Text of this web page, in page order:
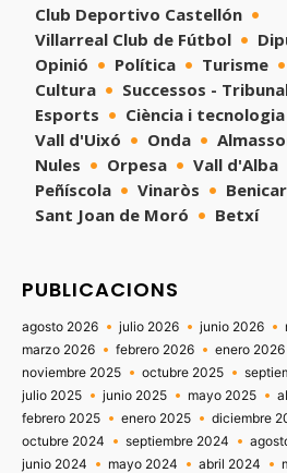
Club Deportivo Castellón
Villarreal Club de Fútbol
Opinió
Política Turisme
Cultura
Successos -
Esports
Ciència i tecnologia
Vall d'Uixó
Onda
Nules
Orpesa Vall d'Alba
Peñíscola
Vinaròs
Sant Joan de Moró
Betxí
PUBLICACIONS
agosto 2026 julio 2026 junio 2026
marzo 2026
febrero 2026 enero 2026
noviembre 2025
octubre 2025
julio 2025
junio 2025 mayo 2025
febrero 2025
enero 2025 diciembre
octubre 2024
septiembre 2024
junio 2024
mayo 2024 abril 2024